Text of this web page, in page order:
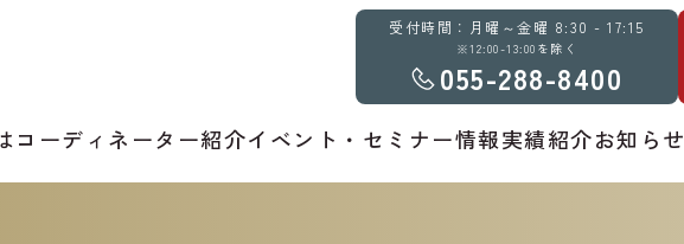
受付時間：月曜～金曜 8:30 - 17:15
※12:00-13:00を除く
055-288-8400
コーディネーター紹介イベント・セミナー情報実績紹介お知らせ